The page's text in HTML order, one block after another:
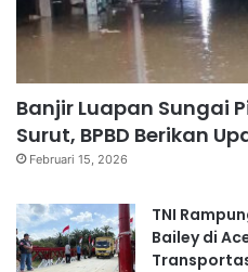
Banjir Luapan Sungai
Surut, BPBD Berikan
Februari 15, 2026
TNI
Bailey di